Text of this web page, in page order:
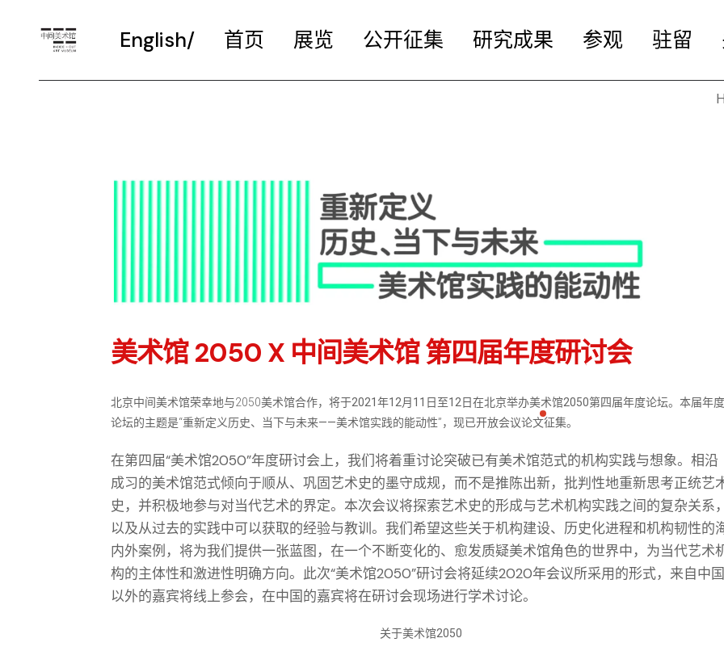
English/ 首页 展览 公开征集 研究成果 参观 驻留
美术馆 2050 X 中间美术馆 第四届年度研讨会
北京中间美术馆荣幸地与2050美术馆合作，将于2021年12月11日至12日在北京举办美术馆2050第四届年度论坛。本届年度
论坛的主题是“重新定义历史、当下与未来——美术馆实践的能动性”，现已开放会议论文征集。
在第四届“美术馆2050”年度研讨会上，我们将着重讨论突破已有美术馆范式的机构实践与想象。相沿
成习的美术馆范式倾向于顺从、巩固艺术史的墨守成规，而不是推陈出新，批判性地重新思考正统艺
史，并积极地参与对当代艺术的界定。本次会议将探索艺术史的形成与艺术机构实践之间的复杂关系，
以及从过去的实践中可以获取的经验与教训。我们希望这些关于机构建设、历史化进程和机构韧性的
内外案例，将为我们提供一张蓝图，在一个不断变化的、愈发质疑美术馆角色的世界中，为当代艺术
构的主体性和激进性明确方向。此次“美术馆2050”研讨会将延续2020年会议所采用的形式，来自中国
以外的嘉宾将线上参会，在中国的嘉宾将在研讨会现场进行学术讨论。
关于美术馆2050